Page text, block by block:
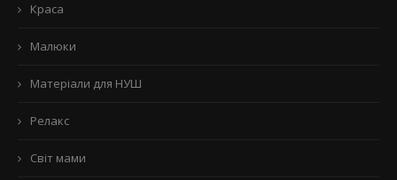
Краса
Малюки
Матеріали для НУШ
Релакс
Світ мами